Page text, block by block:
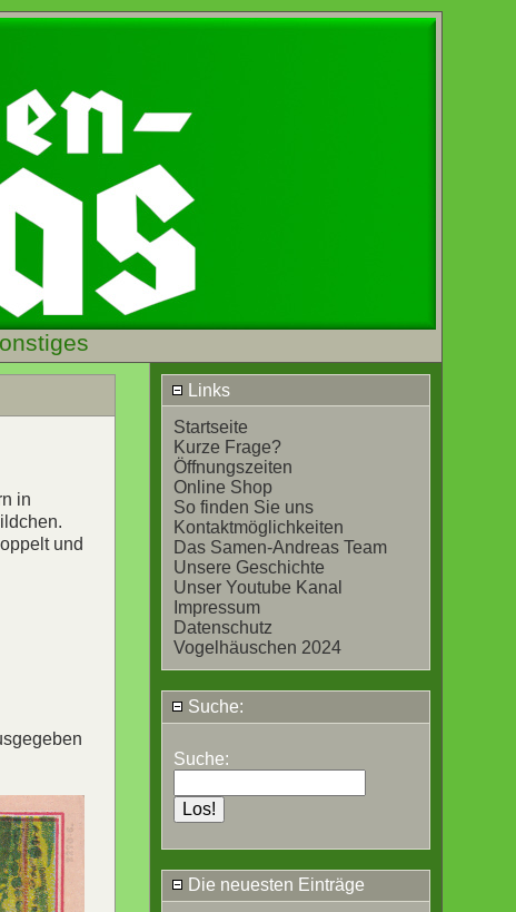
Links
Startseite
Kurze Frage?
Öffnungszeiten
Online Shop
So finden Sie uns
Kontaktmöglichkeiten
Das Samen-Andreas Team
Unsere Geschichte
Unser Youtube Kanal
Impressum
Datenschutz
Vogelhäuschen 2024
Suche:
Suche:
Die neuesten Einträge
in
und